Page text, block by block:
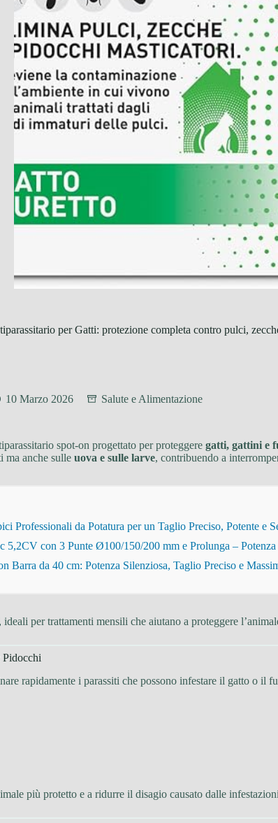
per Gatti: protezione completa contro pulci,
10 Marzo 2026 Salute e Alimentazione
spot-on progettato per proteggere gatti, gattini e
ma anche sulle uova e sulle larve, contribuendo a
Professionali da Potatura per un Taglio Preciso, Potente e
con 3 Punte Ø100/150/200 mm e Prolunga –
Barra da 40 cm: Potenza Silenziosa, Taglio Preciso e
, ideali per trattamenti mensili che aiutano a proteggere
Pidocchi
rapidamente i parassiti che possono infestare il gatto o il
più protetto e a ridurre il disagio causato dalle